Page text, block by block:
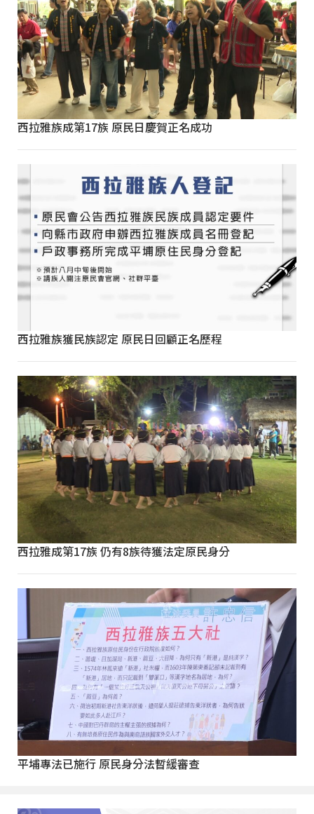
西拉雅族成第17族 原民日慶賀正名成功
西拉雅族獲民族認定 原民日回顧正名歷程
西拉雅成第17族 仍有8族待獲法定原民身分
平埔專法已施行 原民身分法暫緩審查